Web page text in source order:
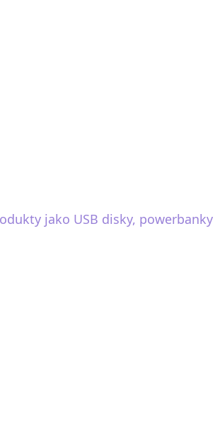
jako USB disky,